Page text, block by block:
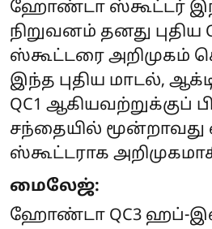
ஹோண்டா ஸ்கூட்டர்
நிறுவனம் தனது புதிய
ஸ்கூட்டரை அறிமுகம்
இந்த புதிய மாடல்,
QC1 ஆகியவற்றுக்குப்
சந்தையில் மூன்றாவது
ஸ்கூட்டராக
மைலேஜ்:
ஹோண்டா QC3 ஹப்-